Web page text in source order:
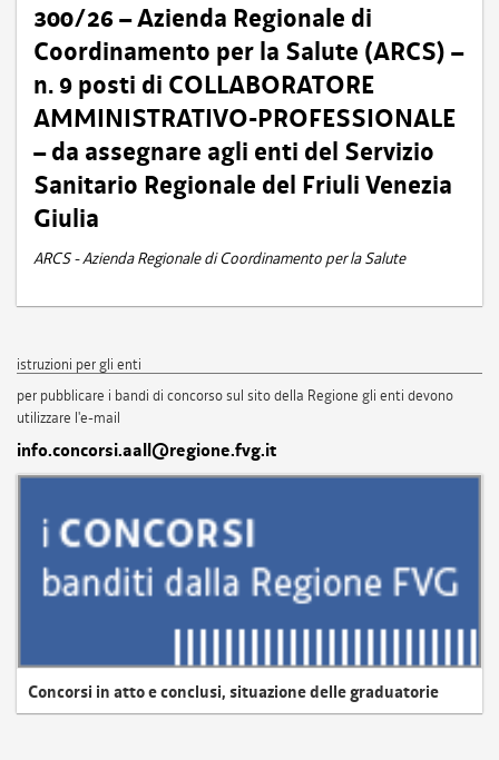
300/26 – Azienda Regionale di
Coordinamento per la Salute (ARCS) –
n. 9 posti di COLLABORATORE
AMMINISTRATIVO-PROFESSIONALE
– da assegnare agli enti del Servizio
Sanitario Regionale del Friuli Venezia
Giulia
ARCS - Azienda Regionale di Coordinamento per la Salute
istruzioni per gli enti
per pubblicare i bandi di concorso sul sito della Regione gli enti devono
utilizzare l'e-mail
info.concorsi.aall@regione.fvg.it
Concorsi in atto e conclusi, situazione delle graduatorie